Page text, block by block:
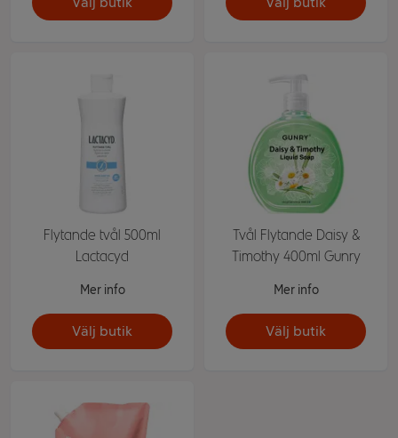
Flytande tvål 500ml
Lactacyd
Mer info
Välj butik
Tvål Flytande Daisy &
Timothy 400ml Gunry
Mer info
Välj butik